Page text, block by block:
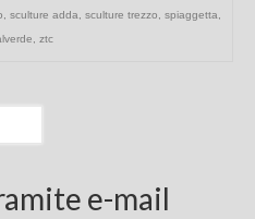
sculture adda sculture trezzo spiaggetta
ztc
e-mail